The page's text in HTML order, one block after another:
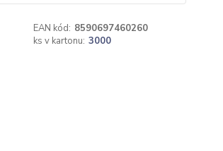
EAN kód: 8590697460260
ks v kartonu: 3000